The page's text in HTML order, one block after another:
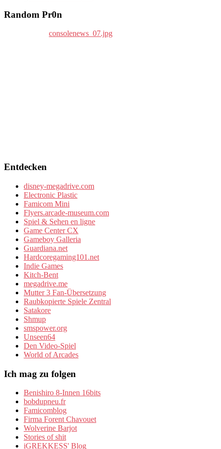
Random Pr0n
Entdecken
disney-megadrive.com
Electronic Plastic
Famicom Mini
Flyers.arcade-museum.com
Spiel & Sehen en ligne
Game Center CX
Gameboy Galleria
Guardiana.net
Hardcoregaming101.net
Indie Games
Kitch-Bent
megadrive.me
Mutter 3 Fan-Übersetzung
Raubkopierte Spiele Zentral
Satakore
Shmup
smspower.org
Unseen64
Den Video-Spiel
World of Arcades
Ich mag zu folgen
Benishiro 8-Innen 16bits
bobdupneu.fr
Famicomblog
Firma Forent Chavouet
Wolverine Barjot
Stories of shit
iGREKKESS' Blog